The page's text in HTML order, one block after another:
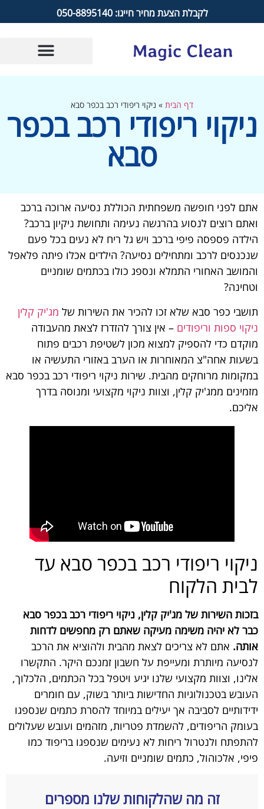
לקבלת הצעת מחיר חייגו: 050-8895140
דף הבית»ניקוי ריפודי רכב בכפר סבא
ניקוי ריפודי רכב בכפר
סבא
אתם לפני חופשה משפחתית הכוללת נסיעה ארוכה ברכב
ואתם רוצים לנסוע בהרגשה נעימה ותחושת ניקיון ברכב?
הילדה פספסה פיפי ברכב ויש גל ריח לא נעים בכל פעם
שנכנסים לרכב ומתחילים נסיעה? הילדים אכלו פיתה פלאפל
והמושב האחורי התמלא ונספג כולו בכתמים שומניים
וטחינה?
תושבי כפר סבא שלא זכו להכיר את השירות של מג'יק קלין
ניקוי ספות וריפודים– אין צורך להזדרז לצאת מהעבודה
מוקדם כדי להספיק למצוא מכון לשטיפת רכבים פתוח
בשעות אחה"צ המאוחרות או הערב באזורי התעשיה או
במקומות מרוחקים מהבית. שירות ניקוי ריפודי רכב בכפר סבא
מזמינים ממג'יק קלין, וצוות ניקוי מקצועי ומנוסה בדרך
אליכם.
ניקוי ריפודי רכב בכפר סבא עד
לבית הלקוח
בזכות השירות של מג'יק קלין, ניקוי ריפודי רכב בכפר סבא
כבר לא יהיה משימה מעיקה שאתם רק מחפשים לדחות
אותה. אתם לא צריכים לצאת מהבית ולהוציא את הרכב
לנסיעה מיותרת ומעייפת על חשבון זמנכם היקר. התקשרו
אלינו, וצוות מקצועי שלנו יגיע ויטפל בכל הכתמים, הלכלוך,
העובש בטכנולוגיות החדישות ביותר בשוק, עם חומרים
ידידותיים לסביבה אך יעילים במיוחד להסרת כתמים שנספגו
בעומק הריפודים, להשמדת פטריות, מזהמים ועובש שעלולים
להתפתח ולנטרול ריחות לא נעימים שנספגו בריפוד כמו
פיפי, אלכוהול, כתמים שומניים וזיעה.
זה מה שהלקוחות שלנו מספרים